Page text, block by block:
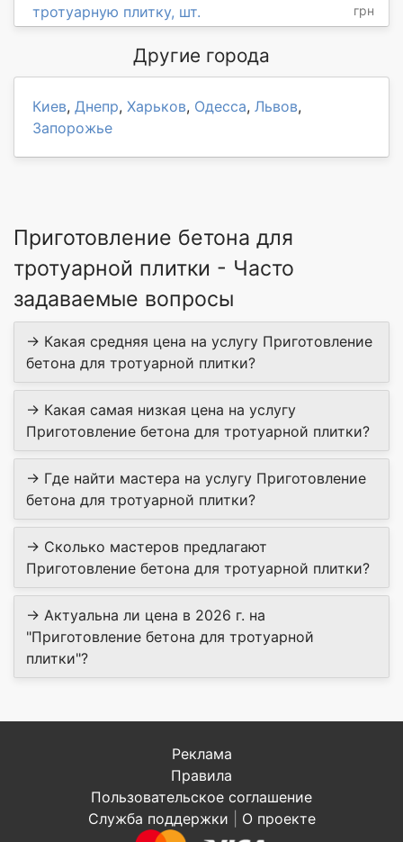
тротуарную плитку, шт.
грн
Другие города
Киев, Днепр, Харьков, Одесса, Львов,
Запорожье
Приготовление бетона для
тротуарной плитки - Часто
задаваемые вопросы
→ Какая средняя цена на услугу Приготовление
бетона для тротуарной плитки?
→ Какая самая низкая цена на услугу
Приготовление бетона для тротуарной плитки?
→ Где найти мастера на услугу Приготовление
бетона для тротуарной плитки?
→ Сколько мастеров предлагают
Приготовление бетона для тротуарной плитки?
→ Актуальна ли цена в 2026 г. на
"Приготовление бетона для тротуарной
плитки"?
Реклама
Правила
Пользовательское соглашение
Служба поддержки
О проекте